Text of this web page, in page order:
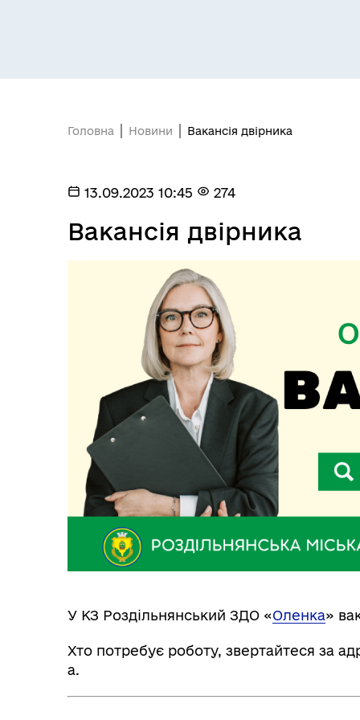
Засідання виконавчого
Трансляції
Головна Новини Вакансія двірника
13.09.2023 10:45 274
Вакансія двірника
У КЗ Роздільнянський ЗДО «Оленка»
Хто потребує роботу, звертайтеся за
а.